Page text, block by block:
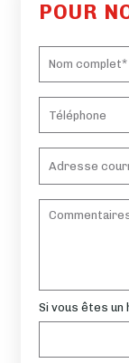
POUR
Si vous êtes un